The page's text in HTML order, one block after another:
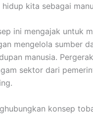
hidup kita sebagai
ini mengajak untuk
mengelola sumber
manusia.
sektor dari
konsep